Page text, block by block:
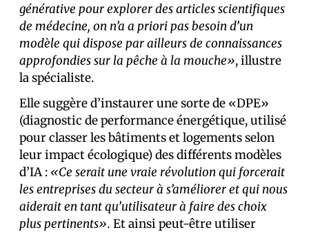
générative pour explorer des articles scientifiques
de médecine, on n’a a priori pas besoin d’un
modèle qui dispose par ailleurs de connaissances
approfondies sur la pêche à la mouche», illustre
la spécialiste.
Elle suggère d’instaurer une sorte de «DPE»
(diagnostic de performance énergétique, utilisé
pour classer les bâtiments et logements selon
leur impact écologique) des différents modèles
d’IA : «Ce serait une vraie révolution qui forcerait
les entreprises du secteur à s’améliorer et qui nous
aiderait en tant qu’utilisateur à faire des choix
plus pertinents». Et ainsi peut-être utiliser